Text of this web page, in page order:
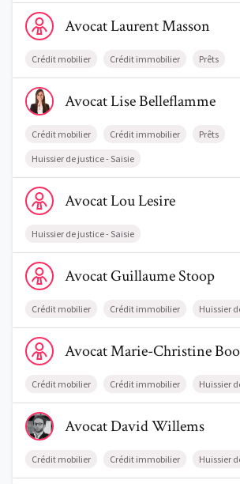
Voir le profil de AvocatLaurent Masson
AvocatLaurentMasson
Crédit mobilier Crédit immobilier Prêts
Voir le profil de AvocatLise Belleflamme
AvocatLiseBelleflamme
Crédit mobilier Crédit immobilier Prêts
Huissier de justice - Saisie
Voir le profil de AvocatLou Lesire
AvocatLouLesire
Huissier de justice - Saisie
Voir le profil de AvocatGuillaume Stoop
AvocatGuillaumeStoop
Crédit mobilier Crédit immobilier Huissier
Voir le profil de AvocatMarie-Christine
AvocatMarie-Christine
Crédit mobilier Crédit immobilier Huissier
Voir le profil de AvocatDavid Willems
AvocatDavidWillems
Crédit mobilier Crédit immobilier Huissier